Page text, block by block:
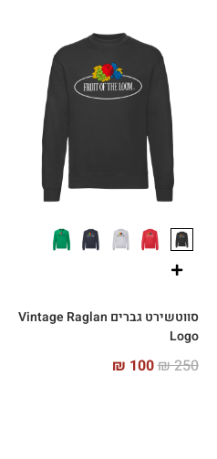
סווטשירט גברים Vintage Raglan
Logo
₪250
₪ 100